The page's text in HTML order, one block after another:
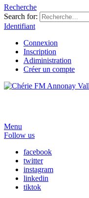
Recherche
Search for:
Identifiant
Connexion
Inscription
Adiministration
Créer un compte
Menu
Follow us
facebook
twitter
instagram
linkedin
tiktok